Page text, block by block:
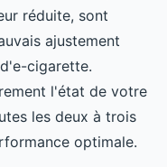
réduite, sont
ajustement
cigarette.
l'état de votre
les deux à trois
optimale.